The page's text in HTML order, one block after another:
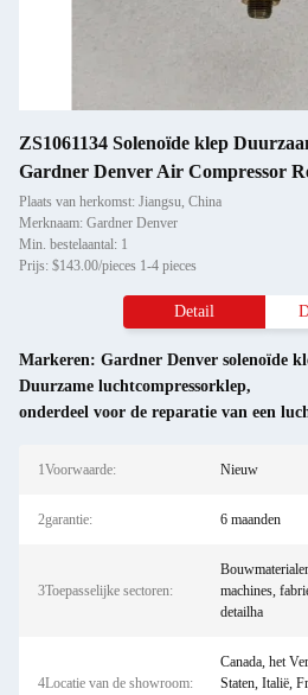
ZS1061134 Solenoïde klep
Gardner Denver Air Compressor
Plaats van herkomst: Jiangsu, China
Merknaam: Gardner Denver
Min. bestelaantal: 1
Prijs: $143.00/pieces 1-4 pieces
Detail
Markeren: Gardner Denver solenoïde
Duurzame luchtcompressorklep,
onderdeel voor de reparatie van een
1Voorwaarde: Nieuw
2garantie: 6 maanden
3Toepasselijke sectoren:
machines,
detailha
4Locatie van de showroom:
Canada, het
Staten, Italië,